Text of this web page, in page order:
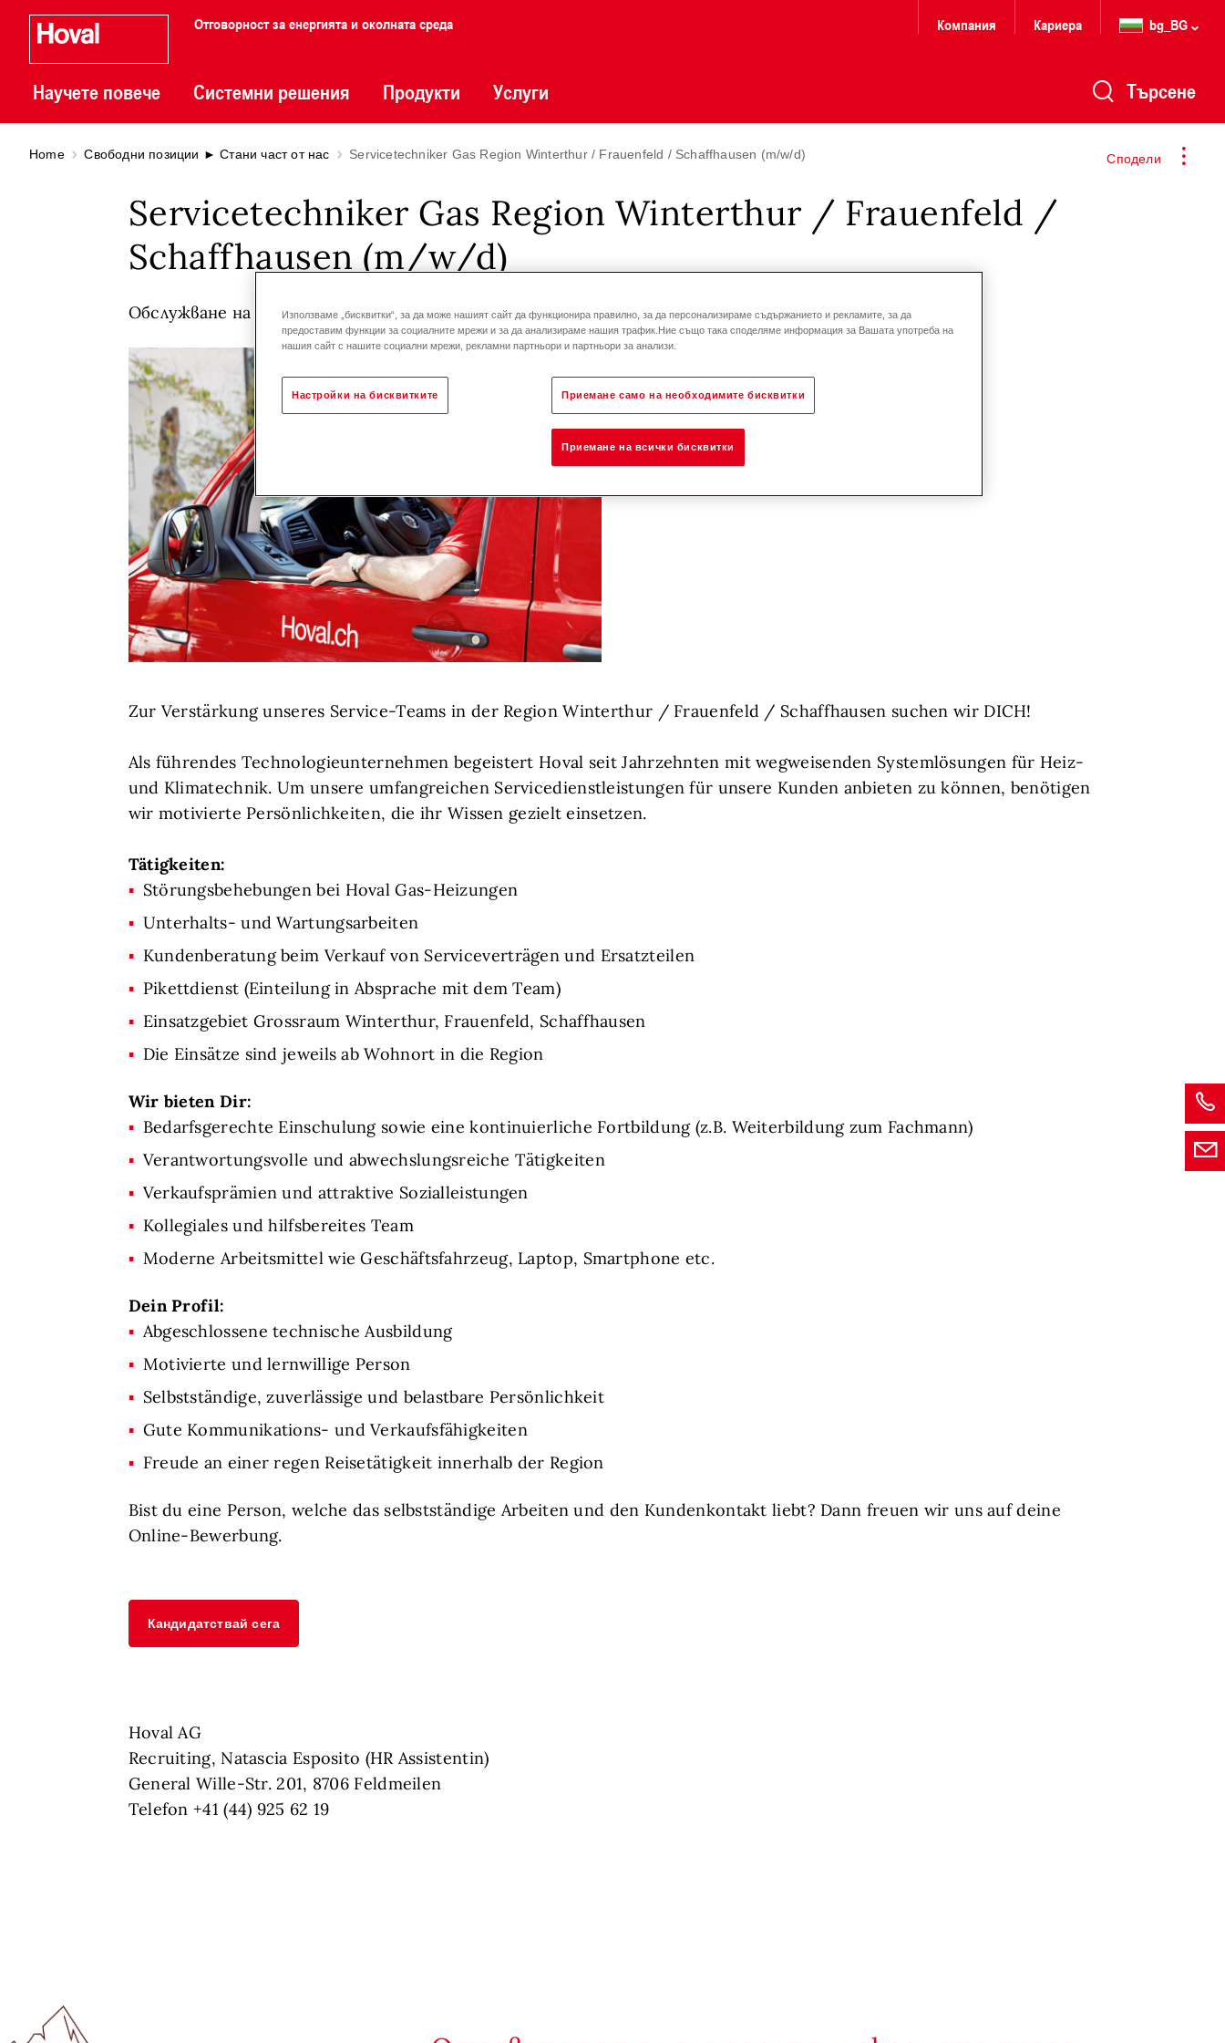
Отговорност за енергията и околната среда
Научете повече Системни решения Продукти Услуги
Компания Кариера bg_BG
Търсене
Сподели
Home Свободни позиции ► Стани част от нас Servicetechniker Gas Region Winterthur / Frauenfeld / Schaffhausen (m/w/d)
Servicetechniker Gas Region Winterthur / Frauenfeld /
Schaffhausen (m/w/d)
Обслужване на клиенти / Техническо обслужване Wil Швейцария
Zur Verstärkung unseres Service-Teams in der Region Winterthur / Frauenfeld / Schaffhausen suchen wir DICH!
Als führendes Technologieunternehmen begeistert Hoval seit Jahrzehnten mit wegweisenden Systemlösungen für Heiz-
und Klimatechnik. Um unsere umfangreichen Servicedienstleistungen für unsere Kunden anbieten zu können, benötigen
wir motivierte Persönlichkeiten, die ihr Wissen gezielt einsetzen.
Tätigkeiten:
Störungsbehebungen bei Hoval Gas-Heizungen
Unterhalts- und Wartungsarbeiten
Kundenberatung beim Verkauf von Serviceverträgen und Ersatzteilen
Pikettdienst (Einteilung in Absprache mit dem Team)
Einsatzgebiet Grossraum Winterthur, Frauenfeld, Schaffhausen
Die Einsätze sind jeweils ab Wohnort in die Region
Wir bieten Dir:
Bedarfsgerechte Einschulung sowie eine kontinuierliche Fortbildung (z.B. Weiterbildung zum Fachmann)
Verantwortungsvolle und abwechslungsreiche Tätigkeiten
Verkaufsprämien und attraktive Sozialleistungen
Kollegiales und hilfsbereites Team
Moderne Arbeitsmittel wie Geschäftsfahrzeug, Laptop, Smartphone etc.
Dein Profil:
Abgeschlossene technische Ausbildung
Motivierte und lernwillige Person
Selbstständige, zuverlässige und belastbare Persönlichkeit
Gute Kommunikations- und Verkaufsfähigkeiten
Freude an einer regen Reisetätigkeit innerhalb der Region
Bist du eine Person, welche das selbstständige Arbeiten und den Kundenkontakt liebt? Dann freuen wir uns auf deine
Online-Bewerbung.
Кандидатствай сега
Hoval AG
Recruiting, Natascia Esposito (HR Assistentin)
General Wille-Str. 201, 8706 Feldmeilen
Telefon +41 (44) 925 62 19
Използваме „бисквитки“, за да може нашият сайт да функционира правилно, за да персонализираме съдържанието и рекламите, за да
предоставим функции за социалните мрежи и за да анализираме нашия трафик.Ние също така споделяме информация за Вашата употреба на
нашия сайт с нашите социални мрежи, рекламни партньори и партньори за анализи.
Настройки на бисквитките Приемане само на необходимите бисквитки
Приемане на всички бисквитки